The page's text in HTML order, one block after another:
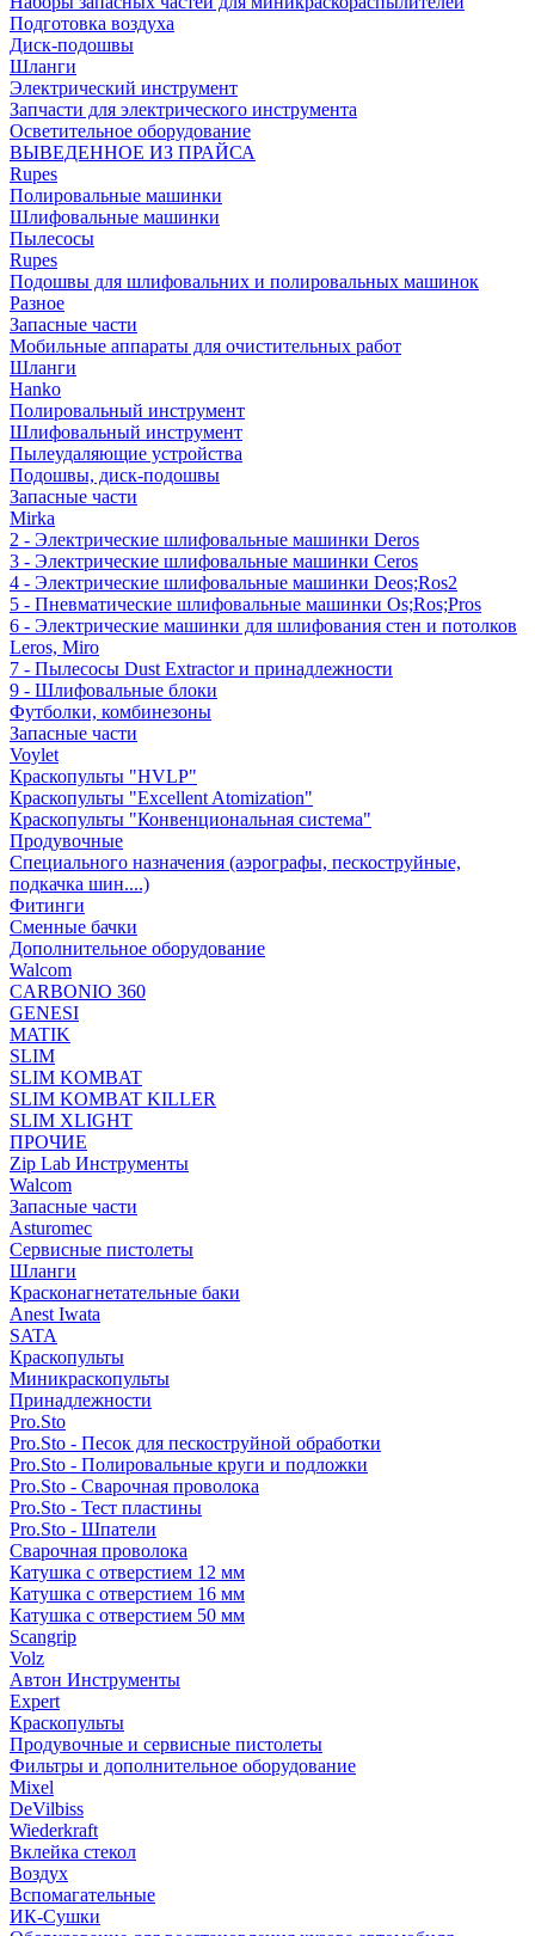
Подготовка воздуха
Диск-подошвы
Шланги
Электрический инструмент
Запчасти для электрического инструмента
Осветительное оборудование
ВЫВЕДЕННОЕ ИЗ ПРАЙСА
Rupes
Полировальные машинки
Шлифовальные машинки
Пылесосы
Rupes
Подошвы для шлифовальних и полировальных машинок
Разное
Запасные части
Мобильные аппараты для очистительных работ
Шланги
Hanko
Полировальный инструмент
Шлифовальный инструмент
Пылеудаляющие устройства
Подошвы, диск-подошвы
Запасные части
Mirka
2 - Электрические шлифовальные машинки Deros
3 - Электрические шлифовальные машинки Ceros
4 - Электрические шлифовальные машинки Deos;Ros2
5 - Пневматические шлифовальные машинки Os;Ros;Pros
6 - Электрические машинки для шлифования стен и потолков
Leros, Miro
7 - Пылесосы Dust Extractor и принадлежности
9 - Шлифовальные блоки
Футболки, комбинезоны
Запасные части
Voylet
Краскопульты "HVLP"
Краскопульты "Excellent Atomization"
Краскопульты "Конвенциональная система"
Продувочные
Специального назначения (аэрографы, пескоструйные,
подкачка шин....)
Фитинги
Сменные бачки
Дополнительное оборудование
Walcom
CARBONIO 360
GENESI
MATIK
SLIM
SLIM KOMBAT
SLIM KOMBAT KILLER
SLIM XLIGHT
ПРОЧИЕ
Zip Lab Инструменты
Walсom
Запасные части
Asturomec
Сервисные пистолеты
Шланги
Красконагнетательные баки
Anest Iwata
SATA
Краскопульты
Миникраскопульты
Принадлежности
Pro.Sto
Pro.Sto - Песок для пескоструйной обработки
Pro.Sto - Полировальные круги и подложки
Pro.Sto - Сварочная проволока
Pro.Sto - Тест пластины
Pro.Sto - Шпатели
Сварочная проволока
Катушка с отверстием 12 мм
Катушка с отверстием 16 мм
Катушка с отверстием 50 мм
Scangrip
Volz
Автон Инструменты
Expert
Краскопульты
Продувочные и сервисные пистолеты
Фильтры и дополнительное оборудование
Mixel
DeVilbiss
Wiederkraft
Вклейка стекол
Воздух
Вспомагательные
ИК-Сушки